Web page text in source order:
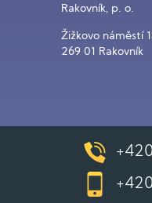
Rakovník, p. o.
Žižkovo náměstí
269 01 Rakovník
+420
+420